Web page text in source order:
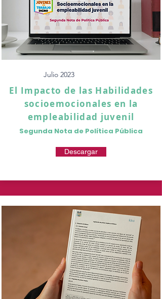
Julio 2023
El Impacto de las Habilidades
socioemocionales en la
empleabilidad juvenil
Segunda Nota de Política Pública
Descargar